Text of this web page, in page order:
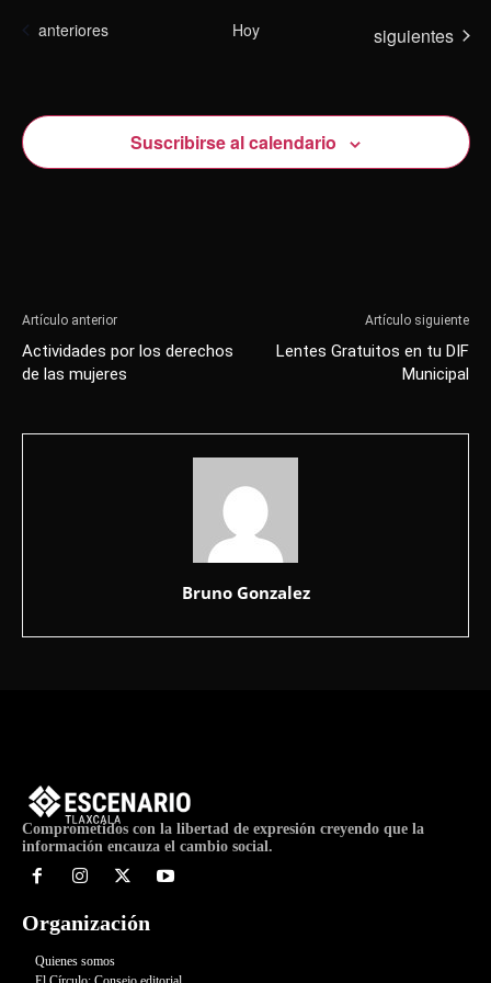
y
de
Eventos
anteriores Hoy Eventos
siguientes
Suscribirse al calendario
Artículo anterior
Actividades por los derechos
de las mujeres
Artículo siguiente
Lentes Gratuitos en tu DIF
Municipal
Bruno Gonzalez
Comprometidos con la libertad de expresión creyendo que la
información encauza el cambio social.
Organización
Quienes somos